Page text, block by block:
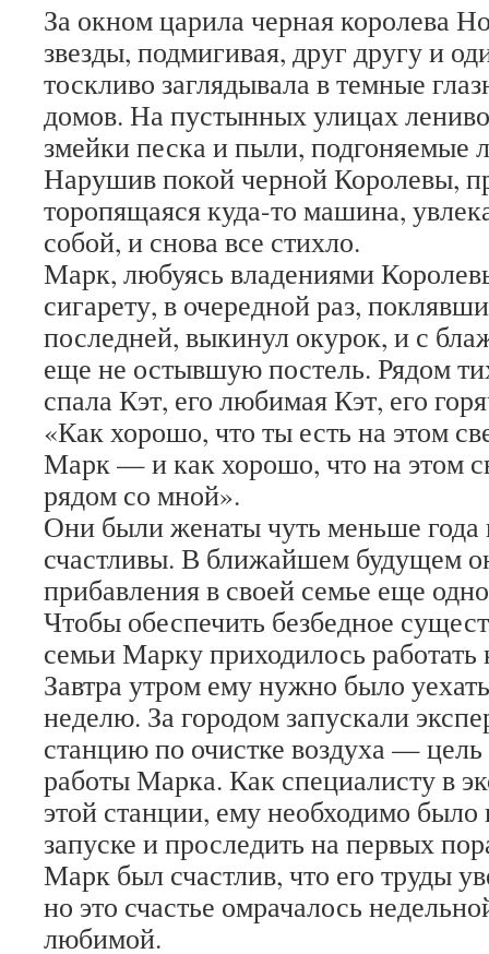
За окном царила черная королева
звезды, подмигивая, друг другу и
тоскливо заглядывала в темные
домов. На пустынных улицах
змейки песка и пыли, подгоняемые
Нарушив покой черной Королевы,
торопящаяся куда-то машина,
собой, и снова все стихло.
Марк, любуясь владениями
сигарету, в очередной раз,
последней, выкинул окурок, и с
еще не остывшую постель. Рядом
спала Кэт, его любимая Кэт, его
«Как хорошо, что ты есть на этом
Марк — и как хорошо, что на этом
рядом со мной».
Они были женаты чуть меньше года
счастливы. В ближайшем будущем
прибавления в своей семье еще
Чтобы обеспечить безбедное
семьи Марку приходилось работать
Завтра утром ему нужно было
неделю. За городом запускали
станцию по очистке воздуха —
работы Марка. Как специалисту в
этой станции, ему необходимо было
запуске и проследить на первых
Марк был счастлив, что его труды
но это счастье омрачалось
любимой.